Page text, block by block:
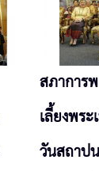
สภาการ
เลี้ยงพร
วันสถาป